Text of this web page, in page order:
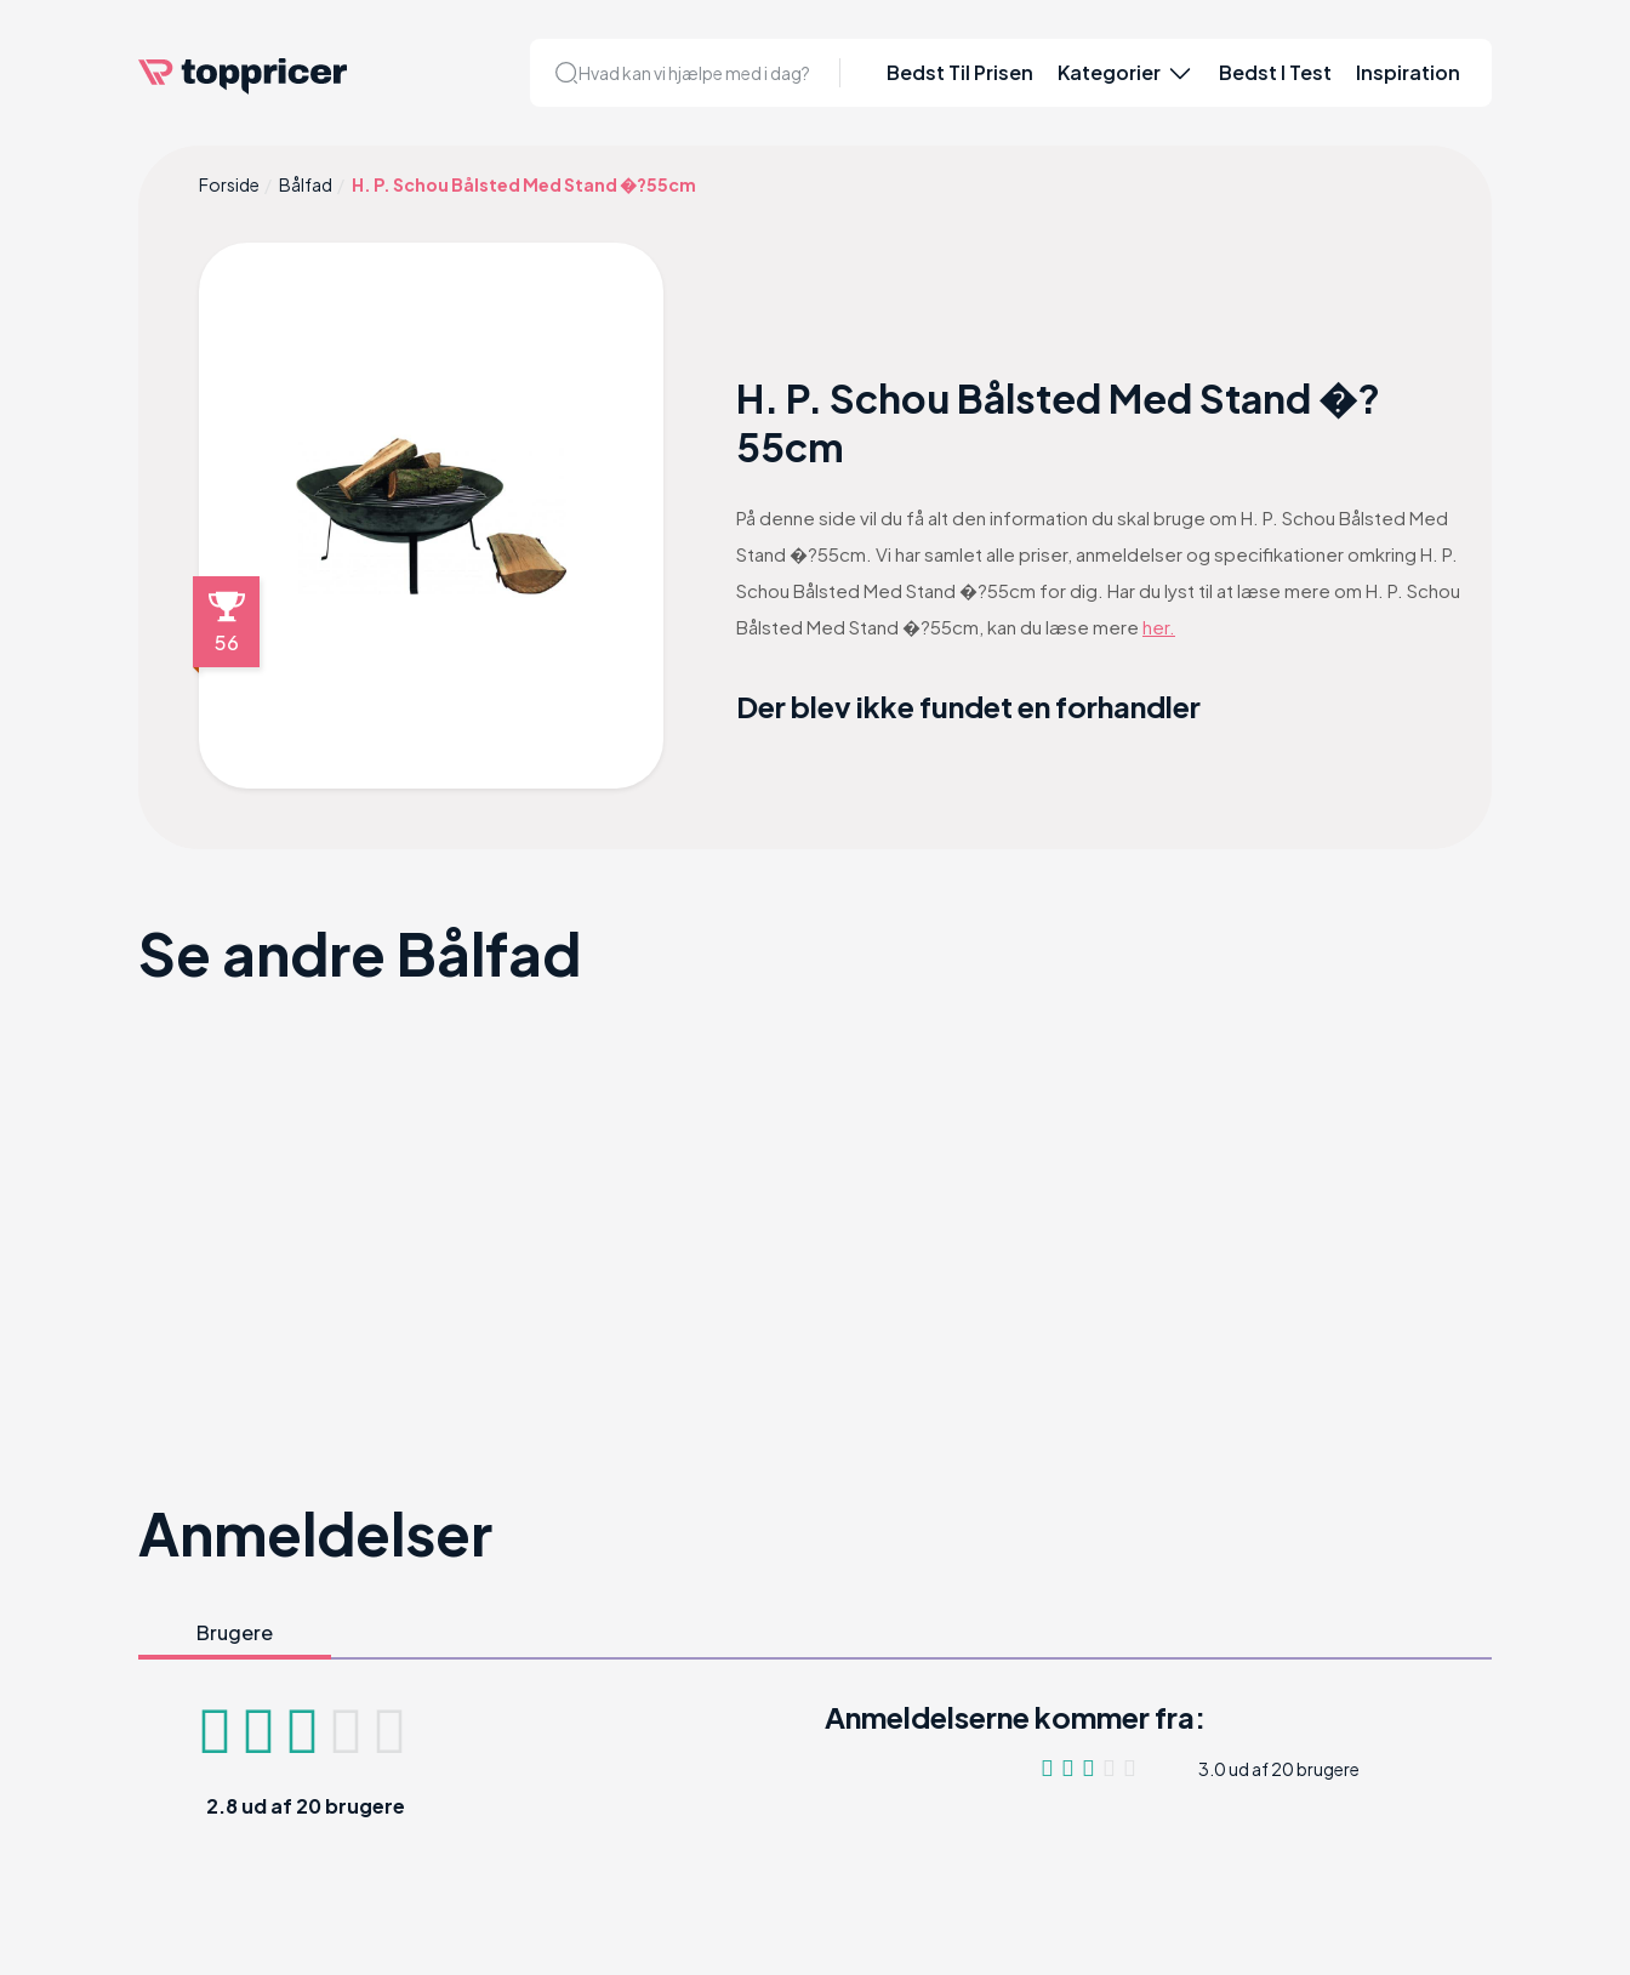
Hvad kan vi hjælpe med i dag? Bedst Til Prisen Kategorier Bedst I Test Inspiration
Forside Bålfad H. P. Schou Bålsted Med Stand �?55cm
56
H. P. Schou Bålsted Med Stand �?
55cm
På denne side vil du få alt den information du skal bruge om H. P. Schou Bålsted Med
Stand �?55cm. Vi har samlet alle priser, anmeldelser og specifikationer omkring H. P.
Schou Bålsted Med Stand �?55cm for dig. Har du lyst til at læse mere om H. P. Schou
Bålsted Med Stand �?55cm, kan du læse mere her.
Der blev ikke fundet en forhandler
Se andre Bålfad
Anmeldelser
Brugere
2.8ud af 20brugere
Anmeldelserne kommer fra:
3.0 ud af 20 brugere